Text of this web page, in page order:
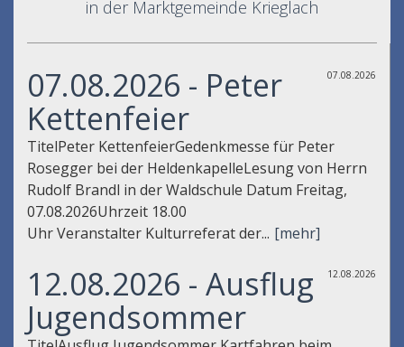
in der Marktgemeinde Krieglach
07.08.2026
07.08.2026 - Peter
Kettenfeier
TitelPeter KettenfeierGedenkmesse für Peter
Rosegger bei der HeldenkapelleLesung von Herrn
Rudolf Brandl in der Waldschule Datum Freitag,
07.08.2026Uhrzeit 18.00
Uhr Veranstalter Kulturreferat der... [mehr]
12.08.2026
12.08.2026 - Ausflug
Jugendsommer